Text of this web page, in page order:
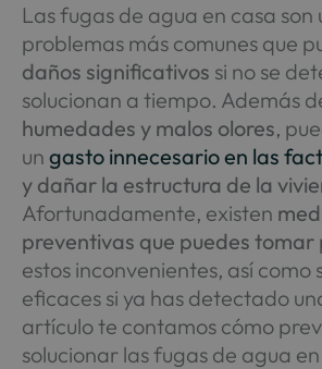
Las fugas de agua en casa son
problemas más comunes que
daños significativos si no se
solucionan a tiempo. Además
humedades y malos olores,
un gasto innecesario en las
y dañar la estructura de la
Afortunadamente, existen
preventivas que puedes tomar
estos inconvenientes, así como
eficaces si ya has detectado
artículo te contamos cómo
solucionar las fugas de agua